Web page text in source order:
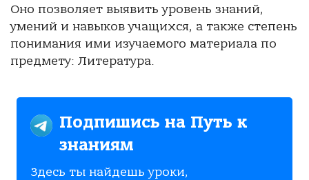
Оно позволяет выявить уровень знаний,
умений и навыков учащихся, а также степень
понимания ими изучаемого материала по
предмету: Литература.
Подпишись на Путь к
знаниям
Здесь ты найдешь уроки,